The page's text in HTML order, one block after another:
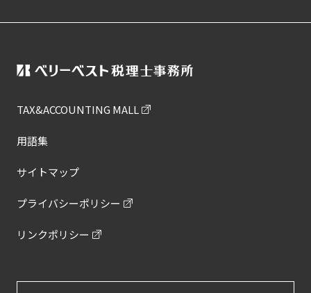
TAX&ACCOUNTING MALL
用語集
サイトマップ
プライバシーポリシー
リンクポリシー